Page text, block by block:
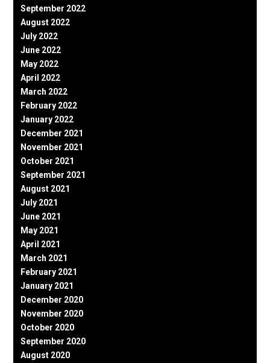
September 2022
August 2022
July 2022
June 2022
May 2022
April 2022
March 2022
February 2022
January 2022
December 2021
November 2021
October 2021
September 2021
August 2021
July 2021
June 2021
May 2021
April 2021
March 2021
February 2021
January 2021
December 2020
November 2020
October 2020
September 2020
August 2020